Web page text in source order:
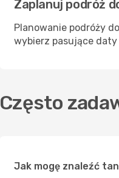
Zaplanuj podróż
Planowanie podróży
wybierz pasujące
Często
Jak mogę znaleźć